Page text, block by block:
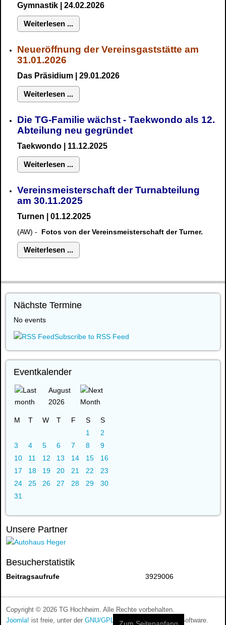
Gymnastik | 24.02.2026
Weiterlesen ...
Neueröffnung der Vereinsgaststätte am
31.01.2026
Das Präsidium | 29.01.2026
Weiterlesen ...
Die TG-Familie wächst - Taekwondo als 12.
Abteilung neu gegründet
Taekwondo | 11.12.2025
Weiterlesen ...
Vereinsmeisterschaft der Turnabteilung
am 30.11.2025
Turnen | 01.12.2025
(AW) - Fotos von der Vereinsmeisterschaft der Turner.
Weiterlesen ...
Nächste Termine
No events
Subscribe to RSS Feed
Eventkalender
August
2026
M T W T F S
S
1
2
3
4 5 6 7 8
9
10
11 12 13 14 15
16
17
18 19 20 21 22
23
24
25 26 27 28 29
30
31
Unsere Partner
Besucherstatistik
Beitragsaufrufe 3929006
Copyright © 2026 TG Hochheim. Alle Rechte vorbehalten.
Joomla! ist freie, unter der GNU/GPL-Lizenz veröffentlichte Software.